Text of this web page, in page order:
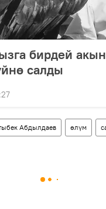
бирдей
салды
Абдылдаев өлүм